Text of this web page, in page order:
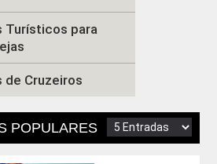
Turísticos para
de Cruzeiros
POPULARES